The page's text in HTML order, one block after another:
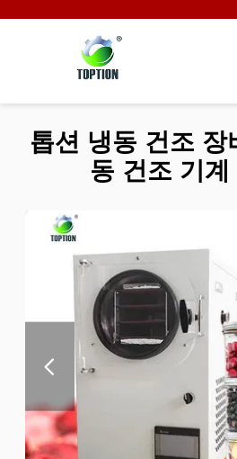
톱션 냉동 건조 장
동 건조 기계